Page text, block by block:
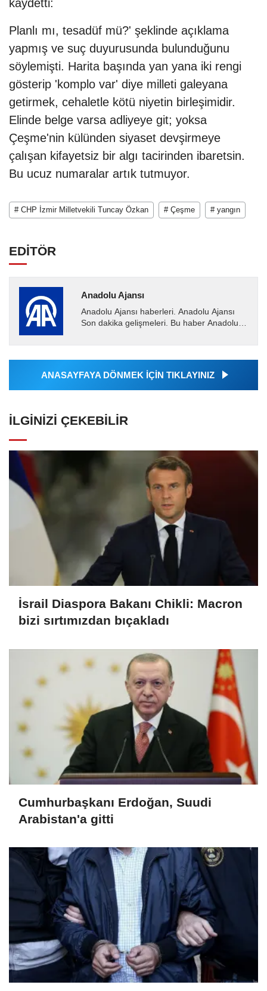
kaydetti:
Planlı mı, tesadüf mü?' şeklinde açıklama
yapmış ve suç duyurusunda bulunduğunu
söylemişti. Harita başında yan yana iki rengi
gösterip 'komplo var' diye milleti galeyana
getirmek, cehaletle kötü niyetin birleşimidir.
Elinde belge varsa adliyeye git; yoksa
Çeşme'nin külünden siyaset devşirmeye
çalışan kifayetsiz bir algı tacirinden ibaretsin.
Bu ucuz numaralar artık tutmuyor.
# CHP İzmir Milletvekili Tuncay Özkan # Çeşme # yangın
EDİTÖR
Anadolu Ajansı
Anadolu Ajansı haberleri. Anadolu Ajansı
Son dakika gelişmeleri. Bu haber Anadolu
Ajansı tarafından...
ANASAYFAYA DÖNMEK İÇİN TIKLAYINIZ
İLGINIZI ÇEKEBILIR
İsrail Diaspora Bakanı Chikli: Macron
bizi sırtımızdan bıçakladı
Cumhurbaşkanı Erdoğan, Suudi
Arabistan'a gitti